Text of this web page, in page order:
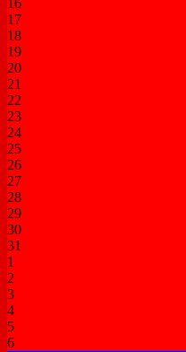
16
17
18
19
20
21
22
23
24
25
26
27
28
29
30
31
1
2
3
4
5
6